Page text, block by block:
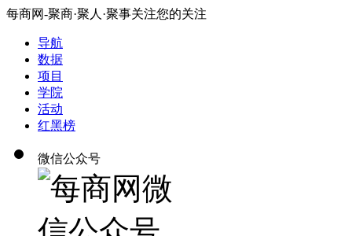
每商网-聚商·聚人·聚事关注您的关注
导航
数据
项目
学院
活动
红黑榜
微信公众号